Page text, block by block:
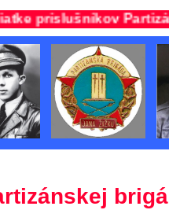
príslušníkov